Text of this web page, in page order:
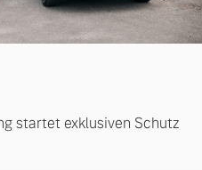
startet exklusiven Schutz